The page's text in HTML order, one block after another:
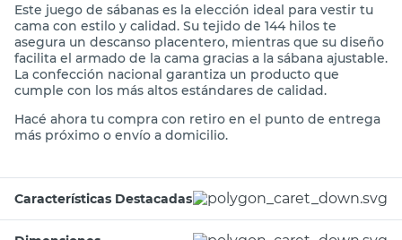
Este juego de sábanas es la elección ideal para vestir tu
cama con estilo y calidad. Su tejido de 144 hilos te
asegura un descanso placentero, mientras que su diseño
facilita el armado de la cama gracias a la sábana ajustable.
La confección nacional garantiza un producto que
cumple con los más altos estándares de calidad.
Hacé ahora tu compra con retiro en el punto de entrega
más próximo o envío a domicilio.
Características Destacadas